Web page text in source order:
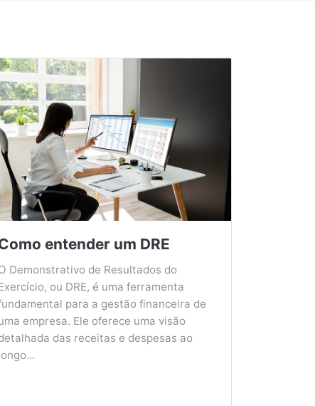
entender um DRE
Demonstrativo de Resultados do
ou DRE, é uma ferramenta
para a gestão financeira de
empresa. Ele oferece uma visão
das receitas e despesas ao